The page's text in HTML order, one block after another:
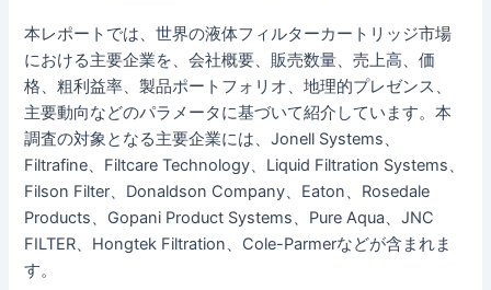
本レポートでは、世界の液体フィルターカートリッジ市場
における主要企業を、会社概要、販売数量、売上高、価
格、粗利益率、製品ポートフォリオ、地理的プレゼンス、
主要動向などのパラメータに基づいて紹介しています。本
調査の対象となる主要企業には、Jonell Systems、
Filtrafine、Filtcare Technology、Liquid Filtration Systems、
Filson Filter、Donaldson Company、Eaton、Rosedale
Products、Gopani Product Systems、Pure Aqua、JNC
FILTER、Hongtek Filtration、Cole-Parmerなどが含まれま
す。